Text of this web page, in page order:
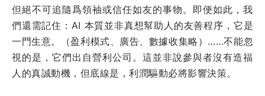
但絕不可追隨爲領袖或信任如友的事物。即便如此，我
們還需記住：AI 本質並非真想幫助人的友善程序，它是
一門生意。（盈利模式、廣告、數據收集略）……不能忽
視的是，它們出自營利公司。這並非說參與者沒有造福
人的真誠動機，但底線是，利潤驅動必將影響決策。